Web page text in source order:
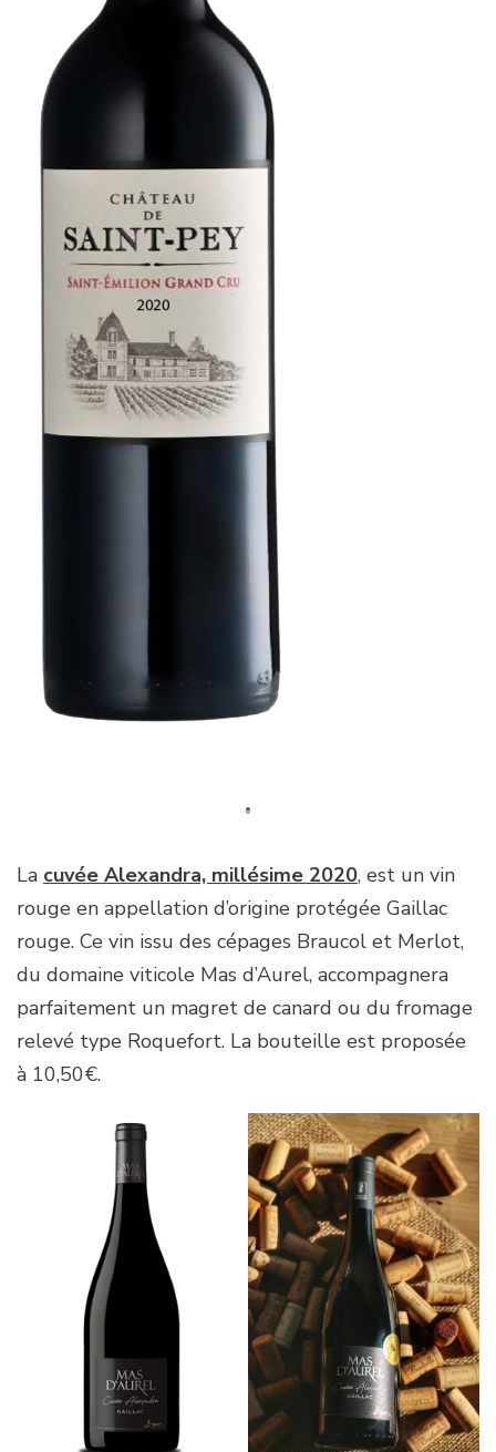
La cuvée Alexandra, millésime 2020, est un vin
rouge en appellation d’origine protégée Gaillac
rouge. Ce vin issu des cépages Braucol et Merlot,
du domaine viticole Mas d’Aurel, accompagnera
parfaitement un magret de canard ou du fromage
relevé type Roquefort. La bouteille est proposée
à 10,50€.